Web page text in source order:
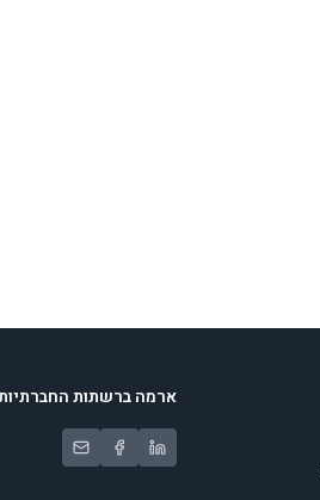
ארמה ברשתות